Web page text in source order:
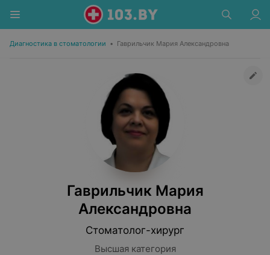
Диагностика в стоматологии • Гаврильчик Мария Александровна
Гаврильчик Мария
Александровна
Стоматолог-хирург
Высшая категория